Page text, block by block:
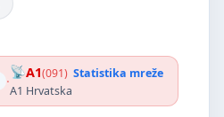
· A1(091) Statistika mreže
A1 Hrvatska